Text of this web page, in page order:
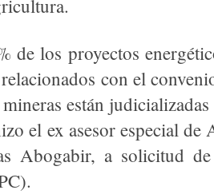
de los proyectos
con el
están
el ex asesor especial
Abogabir, a solicitud